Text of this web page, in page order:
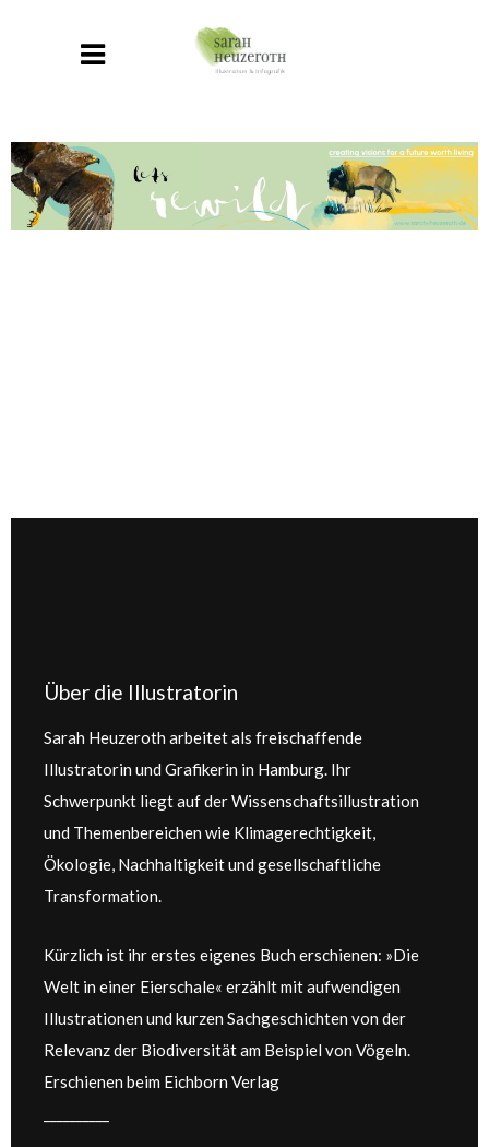
Über die Illustratorin
Sarah Heuzeroth arbeitet als freischaffende
Illustratorin und Grafikerin in Hamburg. Ihr
Schwerpunkt liegt auf der Wissenschaftsillustration
und Themenbereichen wie Klimagerechtigkeit,
Ökologie, Nachhaltigkeit und gesellschaftliche
Transformation.
Kürzlich ist ihr erstes eigenes Buch erschienen: »Die
Welt in einer Eierschale« erzählt mit aufwendigen
Illustrationen und kurzen Sachgeschichten von der
Relevanz der Biodiversität am Beispiel von Vögeln.
Erschienen beim Eichborn Verlag